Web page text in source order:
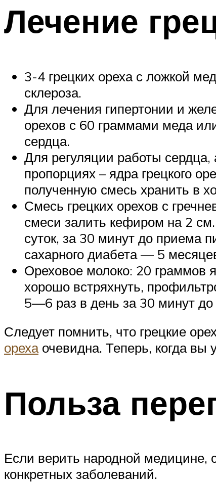
Лечение
3-4 грецких ореха с ложкой
склероза.
Для лечения гипертонии и
орехов с 60 граммами меда
сердца.
Для регуляции работы сердца,
пропорциях – ядра грецкого
полученную смесь хранить в
Смесь грецких орехов с
смеси залить кефиром на 2
суток, за 30 минут до приема
сахарного диабета — 5
Ореховое молоко: 20 граммов
хорошо встряхнуть,
5—6 раз в день за 30 минут
Следует помнить, что грецкие
орехаочевидна. Теперь, когда вы
Польза
Если верить народной медицине,
конкретных заболеваний.